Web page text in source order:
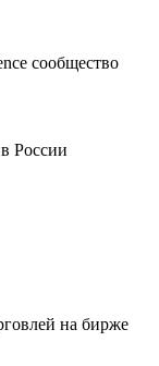
сообщество
России
на бирже